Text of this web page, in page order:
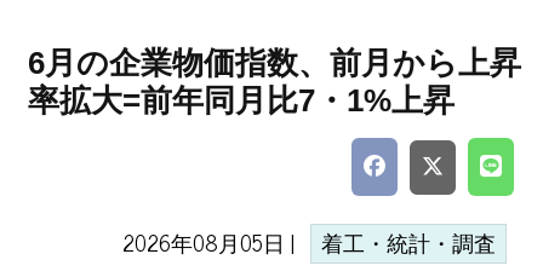
6月の企業物価指数、前月から上昇
率拡大=前年同月比7・1%上昇
2026年08月05日 | 着工・統計・調査